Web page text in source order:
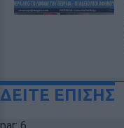
ΔΕΙΤΕ ΕΠΙΣΗΣ